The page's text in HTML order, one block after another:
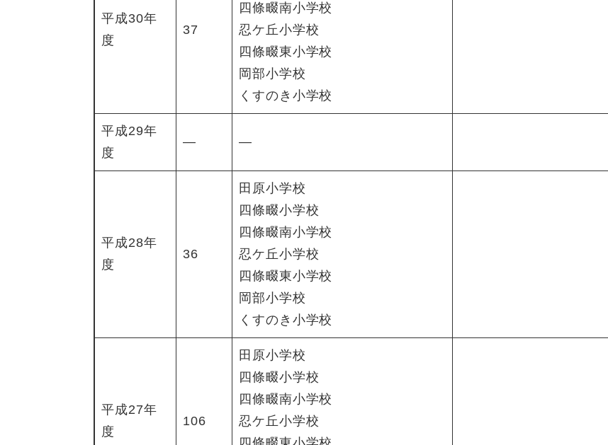
平成30年
度
37
四條畷南小学校
忍ケ丘小学校
四條畷東小学校
岡部小学校
くすのき小学校
平成29年
度
― ―
平成28年
度
36
田原小学校
四條畷小学校
四條畷南小学校
忍ケ丘小学校
四條畷東小学校
岡部小学校
くすのき小学校
平成27年
度
106
田原小学校
四條畷小学校
四條畷南小学校
忍ケ丘小学校